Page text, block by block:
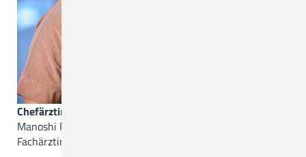
Chefärztin
Manoshi Pakrasi
Fachärztin für Psychiatrie und Psychotherapie